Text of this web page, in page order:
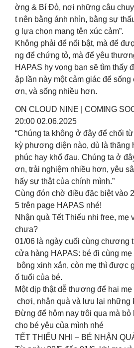
ờng & Bí Đỏ, nơi những câu
t nên bằng ánh nhìn, bằng sự
g lựa chọn mang tên xúc cảm”.
Không phải để nổi bật, mà để
ng để chứng tỏ, mà để yêu
HAPAS hy vọng bạn sẽ tìm thấy
ập lần này một cảm giác để sống
ơn, và sống nhiều hơn.
ON CLOUD NINE | COMING
20:00 02.06.2025
“Chúng ta không ở đây để chối
kỳ phương diện nào, dù là thăng
phúc hay khổ đau. Chúng ta ở
ơn, trải nghiệm nhiều hơn, yêu
hấy sự thật của chính mình.”
Cùng đón chờ điều đặc biệt vào
5 trên page HAPAS nhé!
Nhận quà Tết Thiếu nhi free, mẹ
chưa?
01/06 là ngày cuối cùng chương
cửa hàng HAPAS: bé đi cùng
bông xinh xắn, còn mẹ thì được
ố tuổi của bé.
Một dịp thật dễ thương để hai
chơi, nhận quà và lưu lại những
Đừng để hôm nay trôi qua mà
cho bé yêu của mình nhé
TẾT THIẾU NHI – BÉ NHẬN